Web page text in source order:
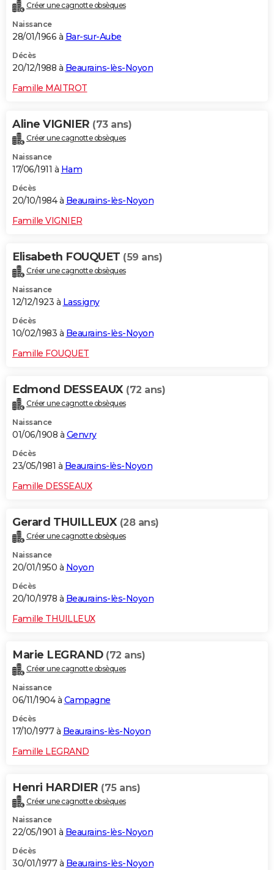
Créer une cagnotte obsèques
Naissance
28/01/1966 à Bar-sur-Aube
Décès
20/12/1988 à Beaurains-lès-Noyon
Famille MAITROT
Aline VIGNIER (73 ans)
Créer une cagnotte obsèques
Naissance
17/06/1911 à Ham
Décès
20/10/1984 à Beaurains-lès-Noyon
Famille VIGNIER
Elisabeth FOUQUET (59 ans)
Créer une cagnotte obsèques
Naissance
12/12/1923 à Lassigny
Décès
10/02/1983 à Beaurains-lès-Noyon
Famille FOUQUET
Edmond DESSEAUX (72 ans)
Créer une cagnotte obsèques
Naissance
01/06/1908 à Genvry
Décès
23/05/1981 à Beaurains-lès-Noyon
Famille DESSEAUX
Gerard THUILLEUX (28 ans)
Créer une cagnotte obsèques
Naissance
20/01/1950 à Noyon
Décès
20/10/1978 à Beaurains-lès-Noyon
Famille THUILLEUX
Marie LEGRAND (72 ans)
Créer une cagnotte obsèques
Naissance
06/11/1904 à Campagne
Décès
17/10/1977 à Beaurains-lès-Noyon
Famille LEGRAND
Henri HARDIER (75 ans)
Créer une cagnotte obsèques
Naissance
22/05/1901 à Beaurains-lès-Noyon
Décès
30/01/1977 à Beaurains-lès-Noyon